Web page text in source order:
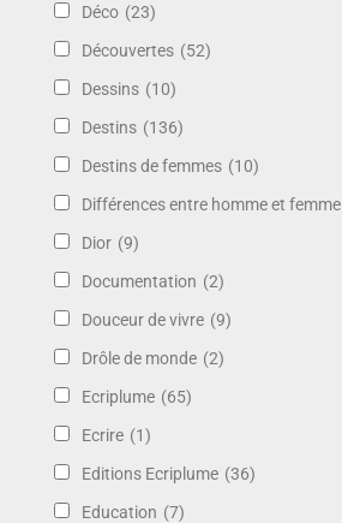
Déco (23)
Découvertes (52)
Dessins (10)
Destins (136)
Destins de femmes (10)
Différences entre homme et femme
Dior (9)
Documentation (2)
Douceur de vivre (9)
Drôle de monde (2)
Ecriplume (65)
Ecrire (1)
Editions Ecriplume (36)
Education (7)